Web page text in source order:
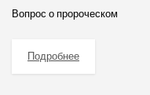
Вопрос о пророческом
Подробнее